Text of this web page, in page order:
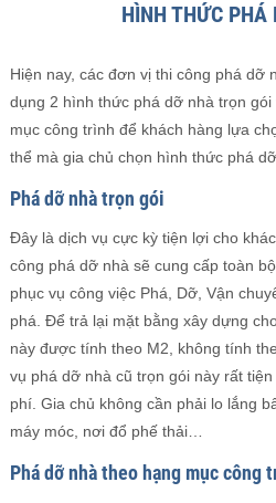
HÌNH THỨC PHÁ
Hiện nay, các đơn vị thi công phá dỡ
dụng 2 hình thức phá dỡ nhà trọn
mục công trình để khách hàng lựa
thể mà gia chủ chọn hình thức phá
Phá dỡ nhà trọn gói
Đây là dịch vụ cực kỳ tiện lợi cho
công phá dỡ nhà sẽ cung cấp toàn
phục vụ công việc Phá, Dỡ, Vận
phá. Để trả lại mặt bằng xây dựng
này được tính theo M2, không tính
vụ phá dỡ nhà cũ trọn gói này rất
phí. Gia chủ không cần phải lo lắng
máy móc, nơi đổ phế thải…
Phá dỡ nhà theo hạng mục công